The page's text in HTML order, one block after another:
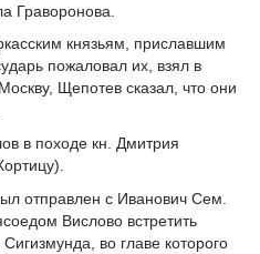
Граворонова.
князьям, приславшим
пожаловал их, взял в
Щепотев сказал, что они
в походе кн. Дмитрия
отправлен с Иванович Сем.
Вислово встретить
во главе которого